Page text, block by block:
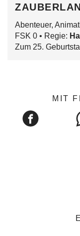
Abenteuer,
FSK 0 • Regie:
Zum 25.
MIT